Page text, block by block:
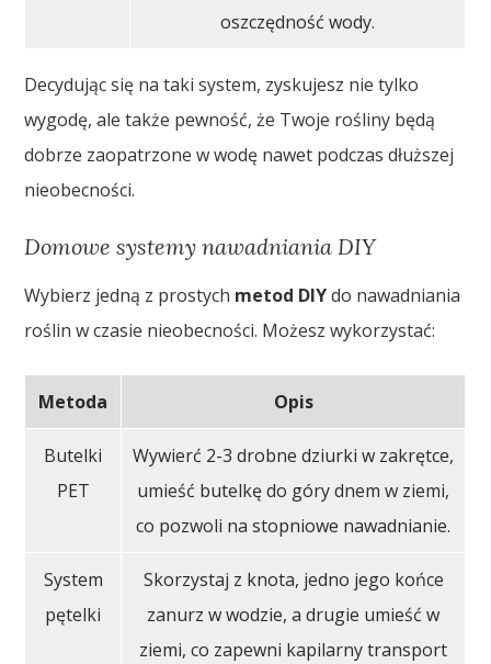
oszczędność wody.
Decydując się na taki system, zyskujesz nie tylko
wygodę, ale także pewność, że Twoje rośliny będą
dobrze zaopatrzone w wodę nawet podczas dłuższej
nieobecności.
Domowe systemy nawadniania DIY
Wybierz jedną z prostych metod DIYdo nawadniania
roślin w czasie nieobecności. Możesz wykorzystać:
Metoda Opis
Butelki
PET
Wywierć 2-3 drobne dziurki w zakrętce,
umieść butelkę do góry dnem w ziemi,
co pozwoli na stopniowe nawadnianie.
System
pętelki
Skorzystaj z knota, jedno jego końce
zanurz w wodzie, a drugie umieść w
ziemi, co zapewni kapilarny transport